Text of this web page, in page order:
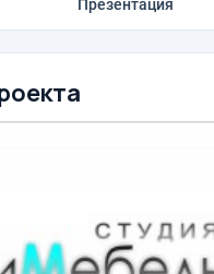
Презентация